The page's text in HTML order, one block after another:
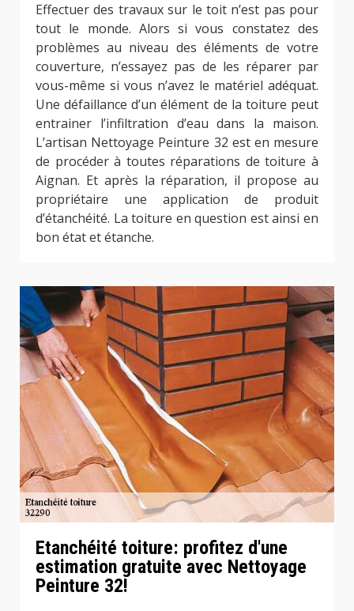
Effectuer des travaux sur le toit n’est pas pour
tout le monde. Alors si vous constatez des
problèmes au niveau des éléments de votre
couverture, n’essayez pas de les réparer par
vous-même si vous n’avez le matériel adéquat.
Une défaillance d’un élément de la toiture peut
entrainer l’infiltration d’eau dans la maison.
L’artisan Nettoyage Peinture 32 est en mesure
de procéder à toutes réparations de toiture à
Aignan. Et après la réparation, il propose au
propriétaire une application de produit
d’étanchéité. La toiture en question est ainsi en
bon état et étanche.
Etanchéité toiture: profitez d'une
estimation gratuite avec Nettoyage
Peinture 32!